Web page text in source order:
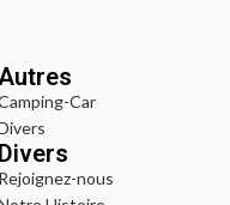
Autres
Car
Divers
Rejoignez-nous